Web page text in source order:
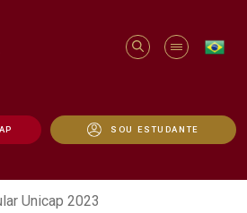
SOU ESTUDANTE
2023 - Unicap
Unicap 2023